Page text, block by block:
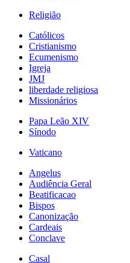
Religião
Católicos
Cristianismo
Ecumenismo
Igreja
JMJ
liberdade religiosa
Missionários
Papa Leão XIV
Sínodo
Vaticano
Angelus
Audiência Geral
Beatificacao
Bispos
Canonização
Cardeais
Conclave
Casal